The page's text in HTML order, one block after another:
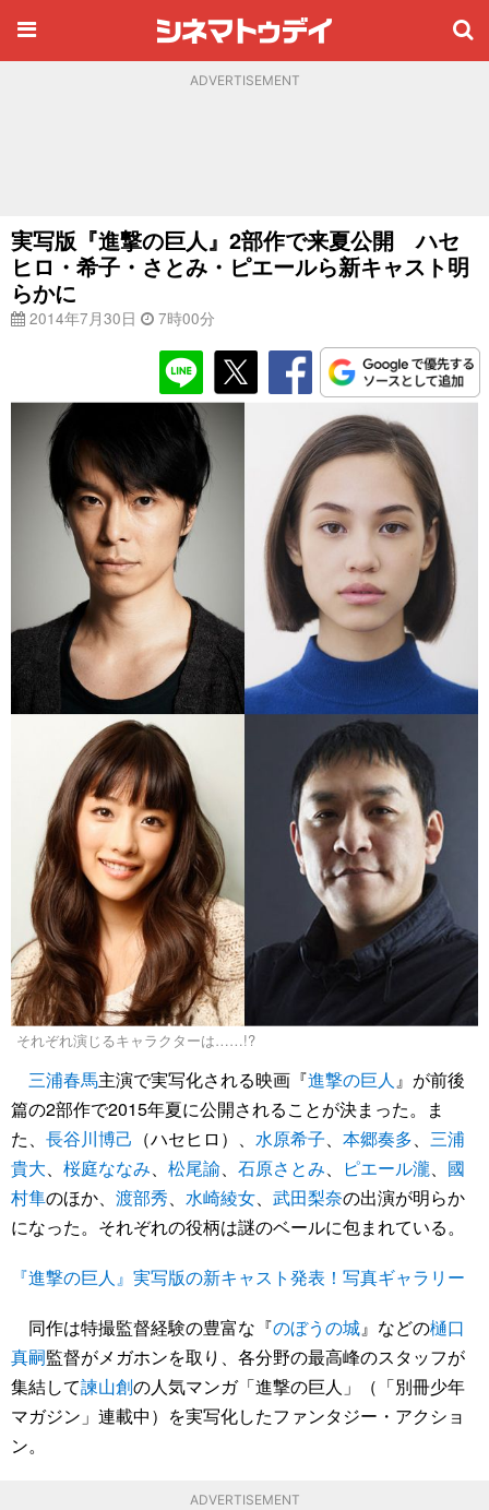
ADVERTISEMENT
実写版『進撃の巨人』2部作で来夏公開 ハセ
ヒロ・希子・さとみ・ピエールら新キャスト明
らかに
2014年7月30日 7時00分
それぞれ演じるキャラクターは……!?
三浦春馬主演で実写化される映画『進撃の巨人』が前後
篇の2部作で2015年夏に公開されることが決まった。ま
た、 長谷川博己 （ハセヒロ）、 水原希子、 本郷奏多、 三浦
貴大、 桜庭ななみ、 松尾諭、 石原さとみ、 ピエール瀧、 國
村隼のほか、 渡部秀、 水崎綾女、 武田梨奈の出演が明らか
になった。それぞれの役柄は謎のベールに包まれている。
『進撃の巨人』実写版の新キャスト発表！写真ギャラリー
同作は特撮監督経験の豊富な『のぼうの城』などの樋口
真嗣監督がメガホンを取り、各分野の最高峰のスタッフが
集結して諫山創の人気マンガ「進撃の巨人」（「別冊少年
マガジン」連載中）を実写化したファンタジー・アクショ
ン。
ADVERTISEMENT